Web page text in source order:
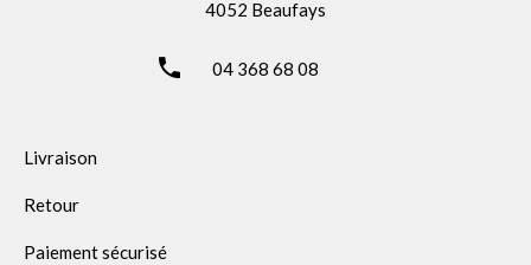
4052 Beaufays
04 368 68 08
Livraison
Retour
Paiement sécurisé